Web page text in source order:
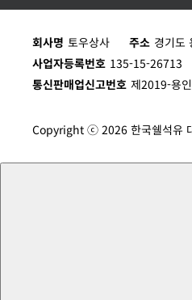
회사명 토우상사 주소 경기도
사업자등록번호 135-15-26713
통신판매업신고번호 제2019-용
Copyright ⓒ 2026 한국쉘석유